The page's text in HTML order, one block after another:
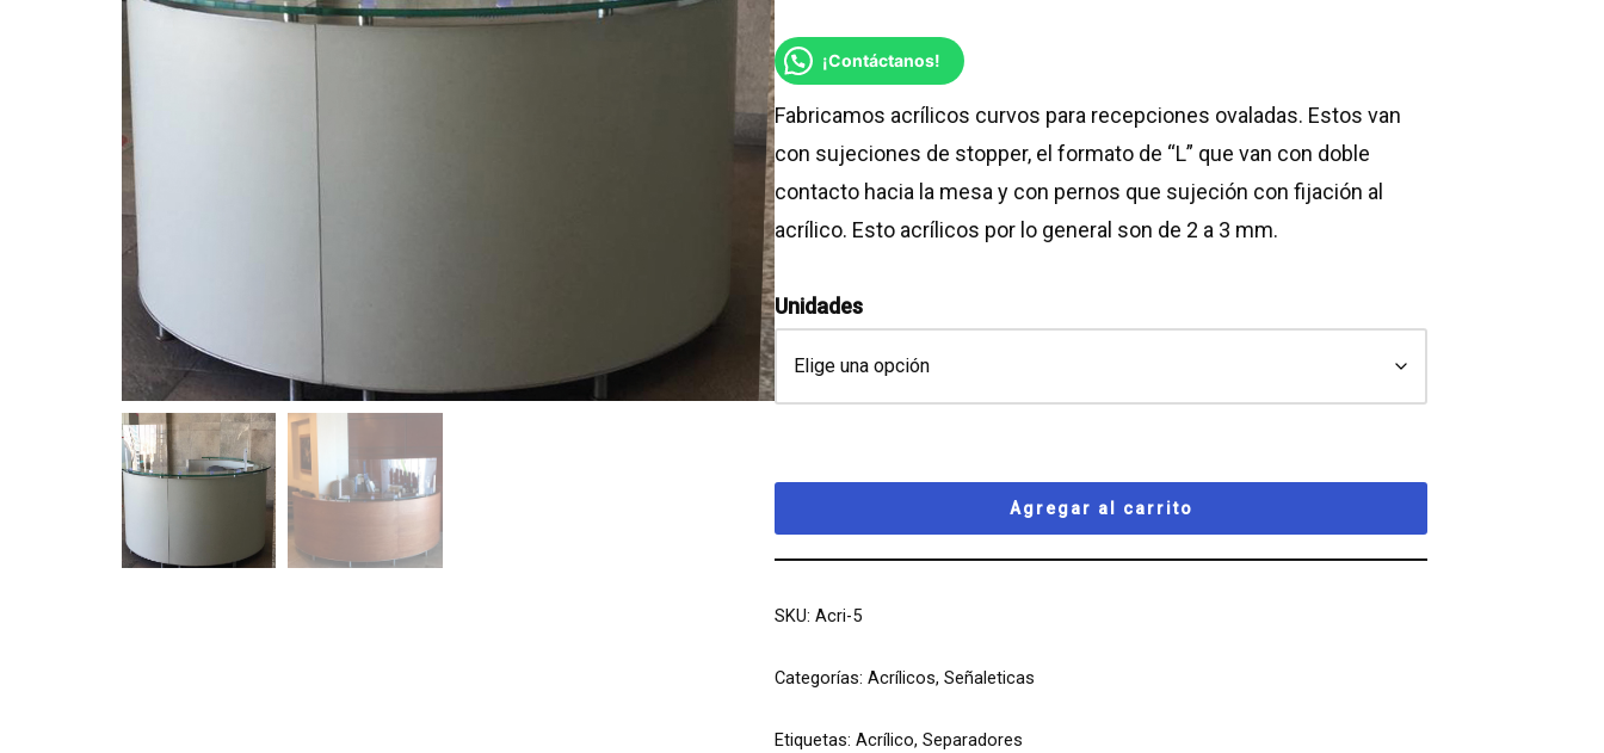
¡Contáctanos!
Fabricamos acrílicos curvos para recepciones ovaladas. Estos van
con sujeciones de stopper, el formato de “L” que van con doble
contacto hacia la mesa y con pernos que sujeción con fijación al
acrílico. Esto acrílicos por lo general son de 2 a 3 mm.
Unidades
Agregar al carrito
SKU:Acri-5
Categorías:Acrílicos,Señaleticas
Etiquetas:Acrílico,Separadores